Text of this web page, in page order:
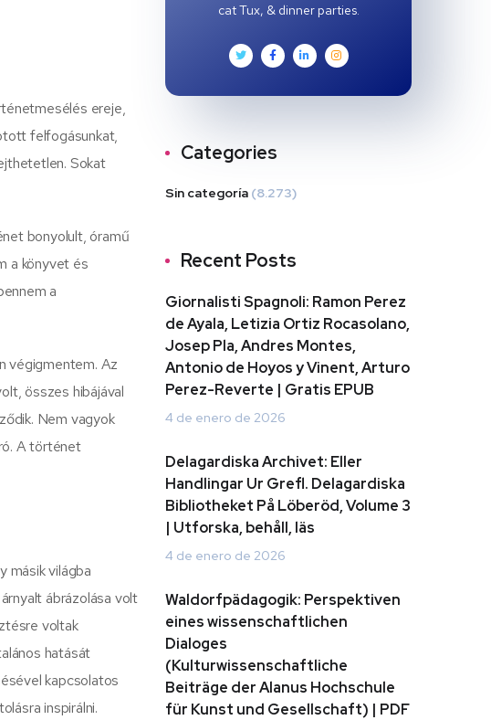
ereje,
felfogásunkat,
Sokat
bonyolult, óramű
a könyvet és
a
végigmentem. Az
összes hibájával
Nem vagyok
A történet
másik világba
ábrázolása volt
voltak
hatását
kapcsolatos
inspirálni.
cat Tux, & dinner parties.
Categories
Sin categoría (8.273)
Recent Posts
Giornalisti Spagnoli: Ramon Perez
de Ayala, Letizia Ortiz Rocasolano,
Josep Pla, Andres Montes,
Antonio de Hoyos y Vinent, Arturo
Perez-Reverte | Gratis EPUB
4 de enero de 2026
Delagardiska Archivet: Eller
Handlingar Ur Grefl. Delagardiska
Bibliotheket På Löberöd, Volume 3
| Utforska, behåll, läs
4 de enero de 2026
Waldorfpädagogik: Perspektiven
eines wissenschaftlichen
Dialoges
(Kulturwissenschaftliche
Beiträge der Alanus Hochschule
für Kunst und Gesellschaft) | PDF